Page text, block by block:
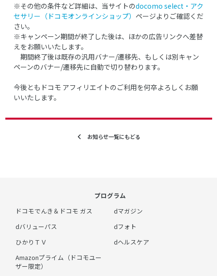
※その他の条件など詳細は、当サイトのdocomo select・アク
セサリー（ドコモオンラインショップ） ページよりご確認くだ
さい。
※キャンペーン期間が終了した後は、ほかの広告リンクへ差替
えをお願いいたします。
期間終了後は既存の汎用バナー/遷移先、もしくは別キャン
ペーンのバナー/遷移先に自動で切り替わります。
今後ともドコモ アフィリエイトのご利用を何卒よろしくお願
いいたします。
お知らせ一覧にもどる
プログラム
ドコモでんき＆ドコモ ガス
dバリューパス
ひかりＴＶ
Amazonプライム（ドコモユー
ザー限定）
dマガジン
dフォト
dヘルスケア